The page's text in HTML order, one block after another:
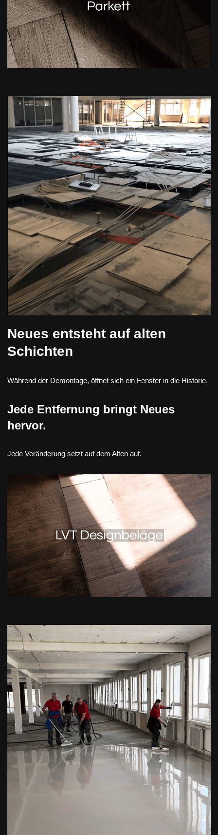
Neues entsteht auf alten
Schichten
Während der Demontage, öffnet sich ein Fenster in die Historie.
Jede Entfernung bringt Neues
hervor.
Jede Veränderung setzt auf dem Alten auf.